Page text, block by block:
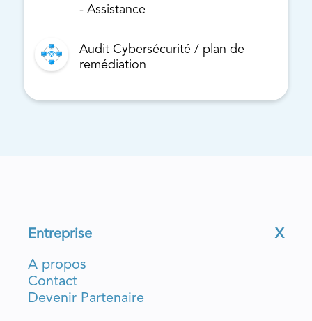
- Assistance
Audit Cybersécurité / plan de
remédiation
Entreprise X
A propos
Contact
Devenir Partenaire